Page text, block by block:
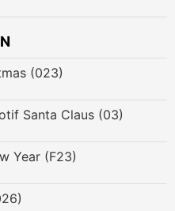
(023)
Santa Claus (03)
Year (F23)